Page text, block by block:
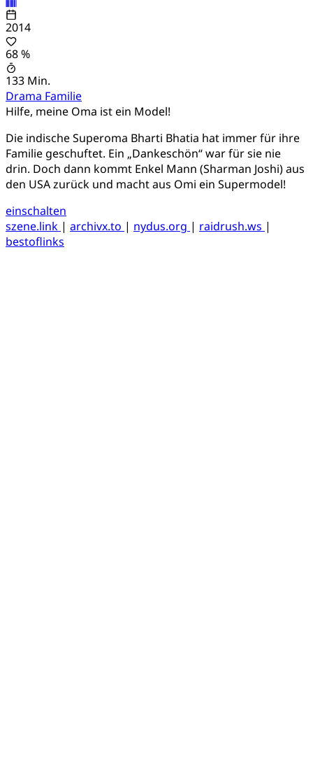
2014
68 %
133 Min.
Drama Familie
Hilfe, meine Oma ist ein Model!
Die indische Superoma Bharti Bhatia hat immer für ihre
Familie geschuftet. Ein „Dankeschön“ war für sie nie
drin. Doch dann kommt Enkel Mann (Sharman Joshi) aus
den USA zurück und macht aus Omi ein Supermodel!
einschalten
szene.link | archivx.to | nydus.org | raidrush.ws |
bestoflinks